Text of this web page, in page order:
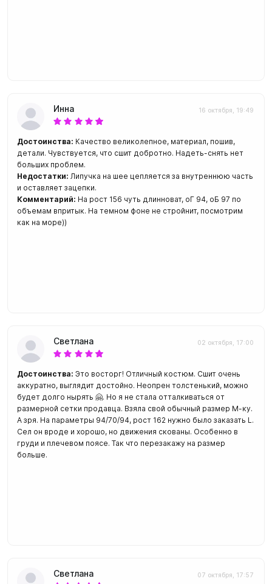
Инна 16 октября, 19:49
Достоинства: Качество великолепное, материал, пошив,
детали. Чувствуется, что сшит добротно. Надеть-снять нет
больших проблем.
Недостатки: Липучка на шее цепляется за внутреннюю часть
и оставляет зацепки.
Комментарий: На рост 156 чуть длинноват, оГ 94, оБ 97 по
объемам впритык. На темном фоне не стройнит, посмотрим
как на море))
Светлана 02 октября, 17:00
Достоинства: Это восторг! Отличный костюм. Сшит очень
аккуратно, выглядит достойно. Неопрен толстенький, можно
будет долго нырять 🤗. Но я не стала отталкиваться от
размерной сетки продавца. Взяла свой обычный размер М-ку.
А зря. На параметры 94/70/94, рост 162 нужно было заказать L.
Сел он вроде и хорошо, но движения скованы. Особенно в
груди и плечевом поясе. Так что перезакажу на размер
больше.
Светлана 07 октября, 17:57